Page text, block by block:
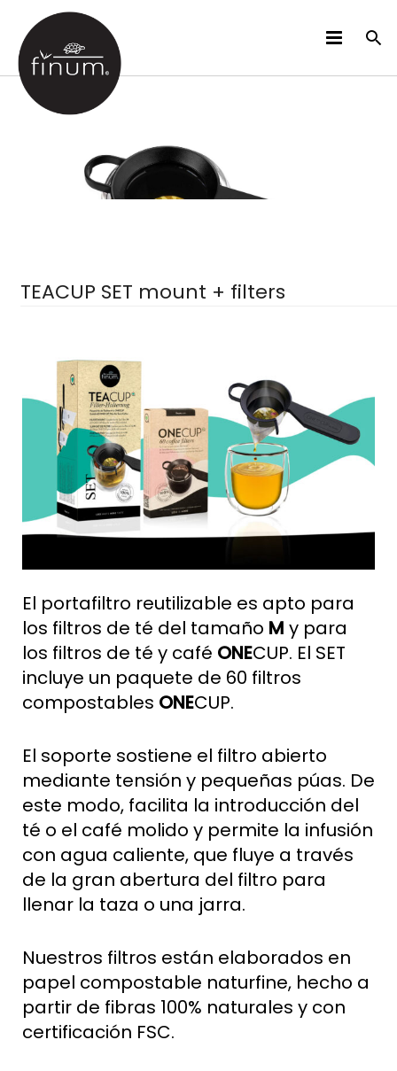
PRODUCTOS
TEACUP SET mount + filters
El portafiltro reutilizable es apto para
los filtros de té del tamaño M y para
los filtros de té y café ONECUP. El SET
incluye un paquete de 60 filtros
compostables ONECUP.
El soporte sostiene el filtro abierto
mediante tensión y pequeñas púas. De
este modo, facilita la introducción del
té o el café molido y permite la infusión
con agua caliente, que fluye a través
de la gran abertura del filtro para
llenar la taza o una jarra.
Nuestros filtros están elaborados en
papel compostable naturfine, hecho a
partir de fibras 100% naturales y con
certificación FSC.